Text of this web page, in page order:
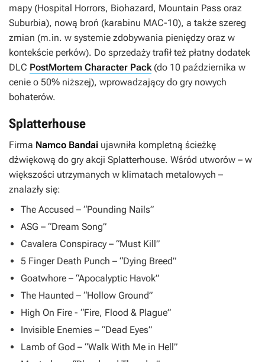
mapy (Hospital Horrors, Biohazard, Mountain Pass oraz
Suburbia), nową broń (karabinu MAC-10), a także szereg
zmian (m.in. w systemie zdobywania pieniędzy oraz w
kontekście perków). Do sprzedaży trafił też płatny dodatek
DLC PostMortem Character Pack(do 10 października w
cenie o 50% niższej), wprowadzający do gry nowych
bohaterów.
Splatterhouse
Firma Namco Bandai ujawniła kompletną ścieżkę
dźwiękową do gry akcji Splatterhouse. Wśród utworów – w
większości utrzymanych w klimatach metalowych –
znalazły się:
The Accused – “Pounding Nails”
ASG – “Dream Song”
Cavalera Conspiracy – “Must Kill”
5 Finger Death Punch – “Dying Breed”
Goatwhore – “Apocalyptic Havok”
The Haunted – “Hollow Ground”
High On Fire - “Fire, Flood & Plague”
Invisible Enemies – “Dead Eyes”
Lamb of God – “Walk With Me in Hell”